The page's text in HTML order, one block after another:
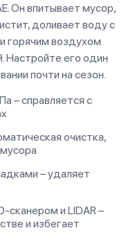
Он впитывает мусор,
доливает воду с
воздухом.
Настройте его один
почти на сезон.
– справляется с
очистка,
– удаляет
сканером и LIDAR –
и избегает